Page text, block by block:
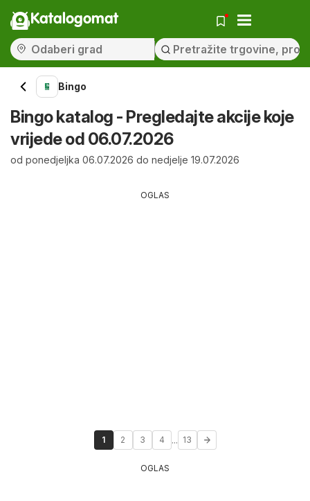
Katalogomat
Bingo
Bingo katalog - Pregledajte akcije koje
vrijede od 06.07.2026
od ponedjeljka 06.07.2026 do nedjelje 19.07.2026
OGLAS
1 2 3 4 ... 13
OGLAS